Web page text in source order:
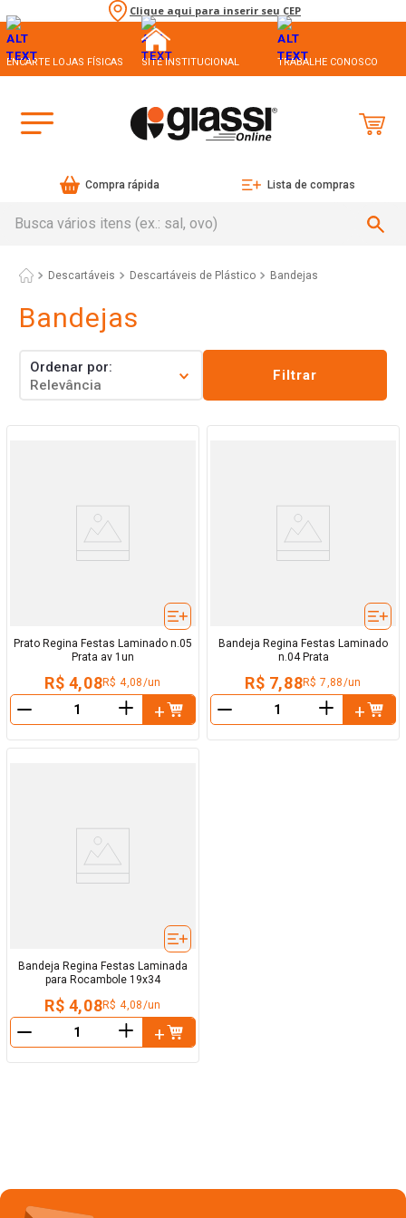
Clique aqui para inserir seu CEP
ENCARTE LOJAS FÍSICAS SITE INSTITUCIONAL TRABALHE CONOSCO
Compra rápida Lista de compras
Descartáveis Descartáveis de Plástico Bandejas
Bandejas
Ordenar por
Relevância
Filtrar
Prato Regina Festas Laminado n.05
Prata av 1un
R$ 4,08R$ 4,08/un
＋
Bandeja Regina Festas Laminado
n.04 Prata
R$ 7,88R$ 7,88/un
＋
Bandeja Regina Festas Laminada
para Rocambole 19x34
R$ 4,08R$ 4,08/un
＋